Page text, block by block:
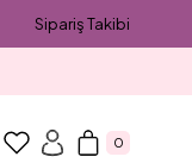
Sipariş Takibi
0